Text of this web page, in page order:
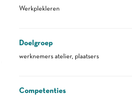
Werkplekleren
Doelgroep
werknemers atelier, plaatsers
Competenties